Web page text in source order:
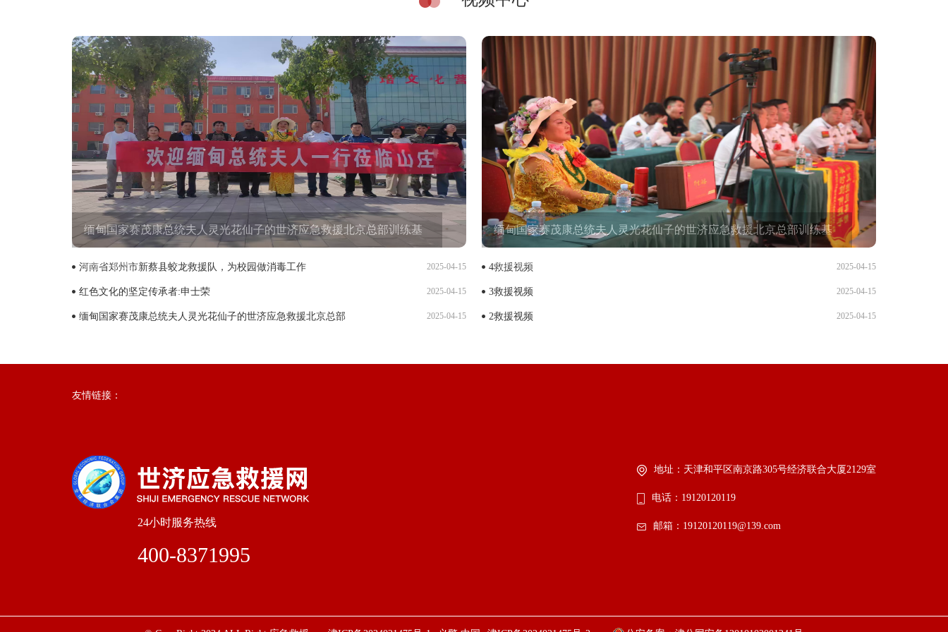
缅甸国家赛茂康总统夫人灵光花仙子的世济应急救援北京总部训练基
地挂牌仪式。
河南省郑州市新蔡县蛟龙救援队，为校园做消毒工作 2025-04-15
红色文化的坚定传承者:申士荣 2025-04-15
缅甸国家赛茂康总统夫人灵光花仙子的世济应急救援北京总部 2025-04-15
缅甸国家赛茂康总统夫人灵光花仙子的世济应急救援北京总部训练基
地挂牌仪式。
4救援视频 2025-04-15
3救援视频 2025-04-15
2救援视频 2025-04-15
友情链接：
24小时服务热线
400-8371995
地址：天津和平区南京路305号经济联合大厦2129室
电话：19120120119
邮箱：19120120119@139.com